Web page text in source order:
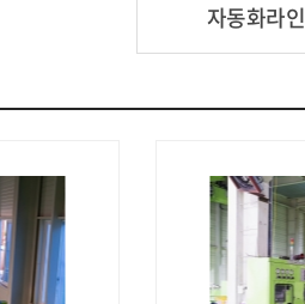
자동화라인